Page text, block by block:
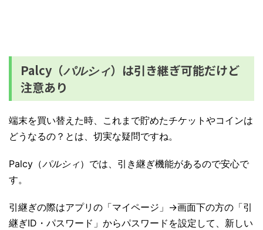
Palcy（パルシィ）は引き継ぎ可能だけど
注意あり
端末を買い替えた時、これまで貯めたチケットやコインは
どうなるの？とは、切実な疑問ですね。
Palcy（パルシィ）では、引き継ぎ機能があるので安心で
す。
引継ぎの際はアプリの「マイページ」→画面下の方の「引
継ぎID・パスワード」からパスワードを設定して、新しい